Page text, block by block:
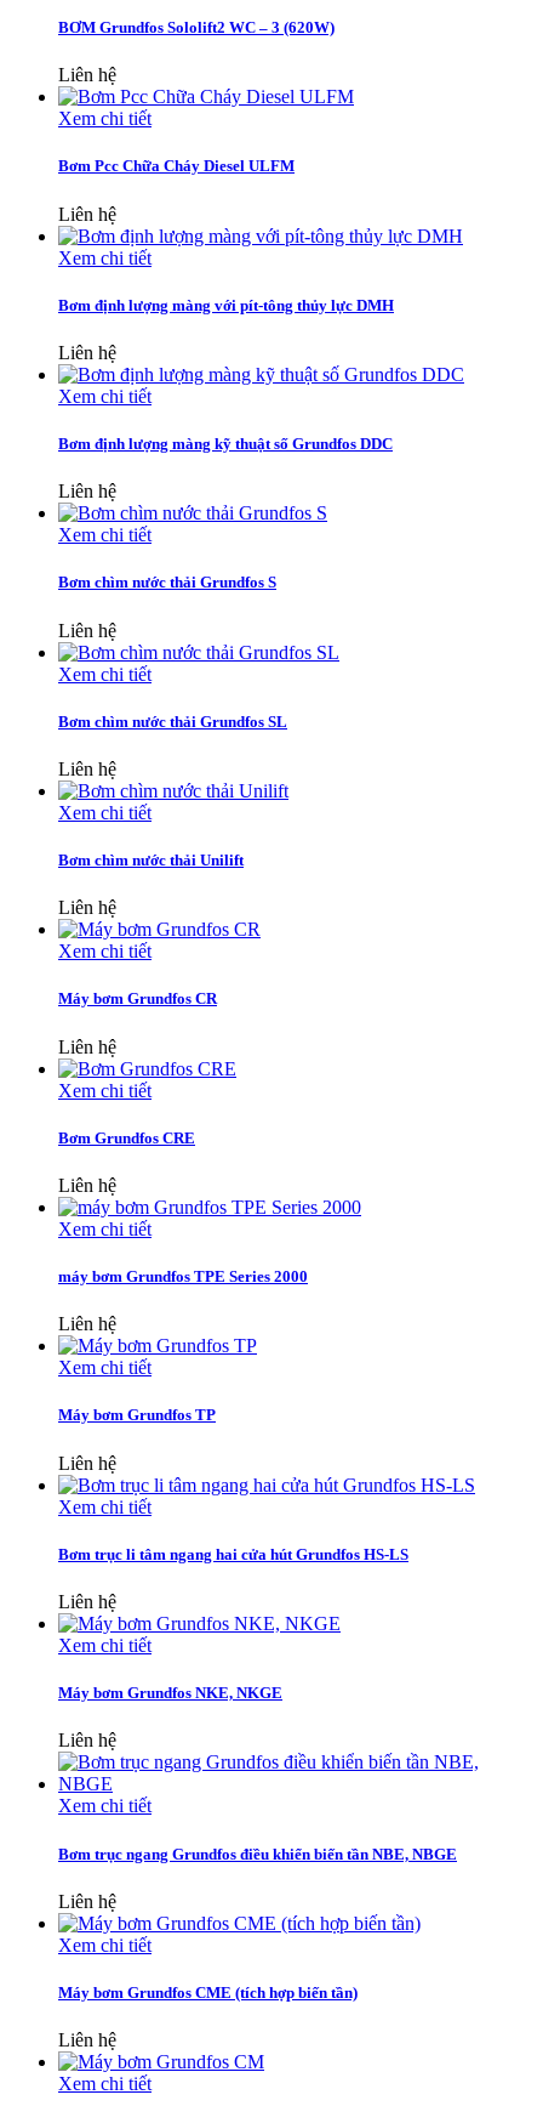
BƠM Grundfos Sololift2 WC – 3 (620W)
Liên hệ
Xem chi tiết
Bơm Pcc Chữa Cháy Diesel ULFM
Liên hệ
Xem chi tiết
Bơm định lượng màng với pít-tông thủy lực DMH
Liên hệ
Xem chi tiết
Bơm định lượng màng kỹ thuật số Grundfos DDC
Liên hệ
Xem chi tiết
Bơm chìm nước thải Grundfos S
Liên hệ
Xem chi tiết
Bơm chìm nước thải Grundfos SL
Liên hệ
Xem chi tiết
Bơm chìm nước thải Unilift
Liên hệ
Xem chi tiết
Máy bơm Grundfos CR
Liên hệ
Xem chi tiết
Bơm Grundfos CRE
Liên hệ
Xem chi tiết
máy bơm Grundfos TPE Series 2000
Liên hệ
Xem chi tiết
Máy bơm Grundfos TP
Liên hệ
Xem chi tiết
Bơm trục li tâm ngang hai cửa hút Grundfos HS-LS
Liên hệ
Xem chi tiết
Máy bơm Grundfos NKE, NKGE
Liên hệ
Xem chi tiết
Bơm trục ngang Grundfos điều khiển biến tần NBE, NBGE
Liên hệ
Xem chi tiết
Máy bơm Grundfos CME (tích hợp biến tần)
Liên hệ
Xem chi tiết